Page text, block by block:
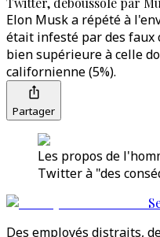
Elon Musk a répété à
était infesté par des faux
bien supérieure à celle
californienne (5%).
Partager
Les propos de
Twitter à "des
Des employés distraits,